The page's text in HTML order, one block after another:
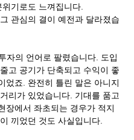
기로도 느껴집니다.
관심의 결이 예전과 달라졌습
자의 언어로 팔렸습니다. 도입
고 공기가 단축되고 수익이 좋
었죠. 완전히 틀린 말은 아니지
리가 있었습니다. 기대를 품고
장에서 좌초되는 경우가 적지
끼었던 것도 사실입니다.